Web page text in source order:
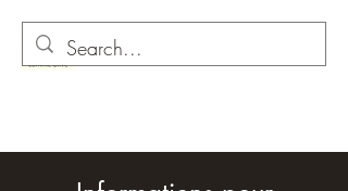
O comme Olive